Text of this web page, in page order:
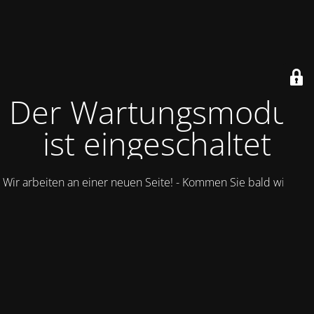
Der Wartungsmodus
ist eingeschaltet
Wir arbeiten an einer neuen Seite! - Kommen Sie bald wieder.